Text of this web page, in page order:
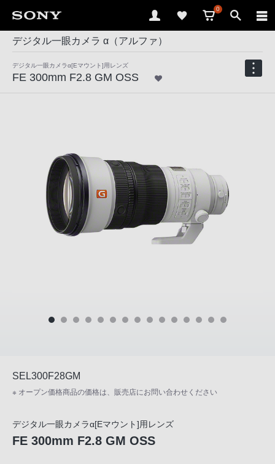
0
デジタル一眼カメラ α（アルファ）
デジタル一眼カメラα[Eマウント]用レンズ
FE 300mm F2.8 GM OSS
SEL300F28GM
※ オープン価格商品の価格は、販売店にお問い合わせください
デジタル一眼カメラα[Eマウント]用レンズ
FE 300mm F2.8 GM OSS